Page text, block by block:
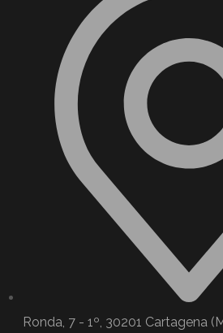
Ronda, 7 - 1º, 30201 Cartagena